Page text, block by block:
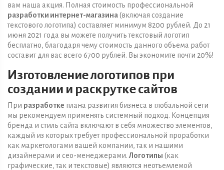
вам наша акция. Полная стоимость профессиональной
разработки интернет-магазина(включая создание
текстового логотипа) составляет минимум 8200 рублей. До 21
июня 2021 года вы можете получить текстовый логотип
бесплатно, благодаря чему стоимость данного объема работ
составит для вас всего 6700 рублей. Вы экономите почти 20%!
Изготовление логотипов при
создании и раскрутке сайтов
При разработке плана развития бизнеса в глобальной сети
мы рекомендуем применять системный подход. Концепция
бренда и стиль сайта включают в себя множество элементов,
каждый из которых требует профессиональной проработки
как маркетологами вашей компании, так и нашими
дизайнерами и сео-менеджерами.Логотипы (как
графические, так и текстовые) являются неотъемлемой